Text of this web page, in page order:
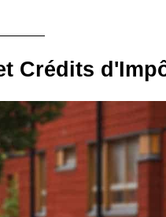
Crédits